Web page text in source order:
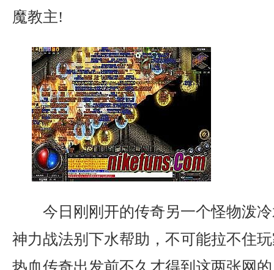
魔教主!
今日刚刚开的传奇另一个怪物泼
神力战法别下水帮助，不可能拉不住
热血传奇出发前不久才得到这两张网